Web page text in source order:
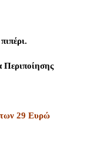
Περιποίησης
29 Ευρώ